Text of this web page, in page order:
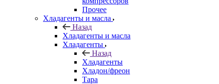
Прочее
Хладагенты и масла
Назад
Хладагенты и масла
Хладагенты
Назад
Хладагенты
Хладон/фреон
Тара